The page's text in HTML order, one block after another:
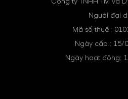
Người đại
Mã số thuế :
Ngày cấp : 15/
Ngày hoạt động: